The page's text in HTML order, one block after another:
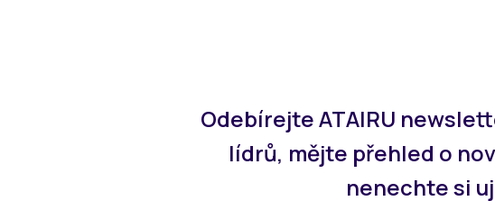
Odebírejte ATAIRU
lídrů, mějte přehled o
nenechte si